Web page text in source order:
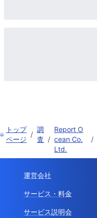
トップ
ページ
/
調
査 /
Report O
cean Co.
Ltd.
/
運営会社
サービス・料金
サービス説明会